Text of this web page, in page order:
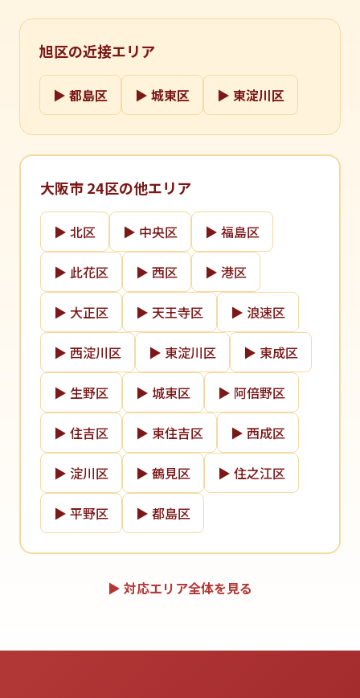
旭区の近接エリア
▶ 都島区 ▶ 城東区 ▶ 東淀川区
大阪市 24区の他エリア
▶ 北区 ▶ 中央区 ▶ 福島区
▶ 此花区 ▶ 西区 ▶ 港区
▶ 大正区 ▶ 天王寺区 ▶ 浪速区
▶ 西淀川区 ▶ 東淀川区 ▶ 東成区
▶ 生野区 ▶ 城東区 ▶ 阿倍野区
▶ 住吉区 ▶ 東住吉区 ▶ 西成区
▶ 淀川区 ▶ 鶴見区 ▶ 住之江区
▶ 平野区 ▶ 都島区
▶ 対応エリア全体を見る